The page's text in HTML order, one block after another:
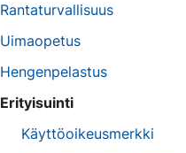
Rantaturvallisuus
Uimaopetus
Hengenpelastus
Erityisuinti
Käyttöoikeusmerkki